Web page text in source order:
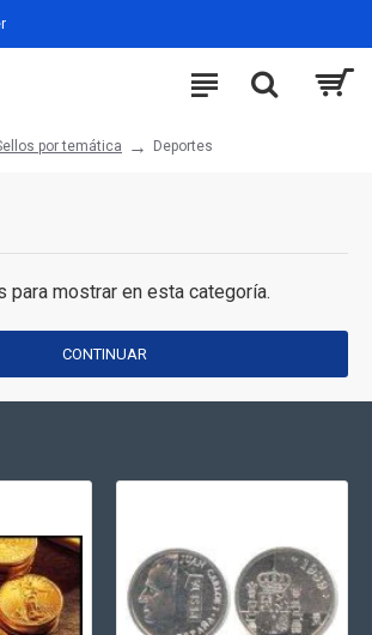
por temática Deportes
para mostrar en esta categoría.
CONTINUAR